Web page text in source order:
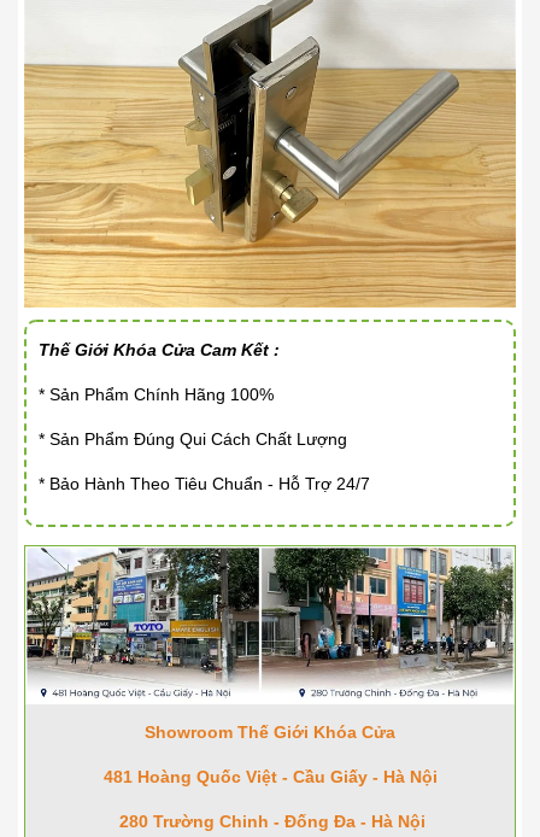
Thế Giới Khóa Cửa Cam Kết :
* Sản Phẩm Chính Hãng 100%
* Sản Phẩm Đúng Qui Cách Chất Lượng
* Bảo Hành Theo Tiêu Chuẩn - Hỗ Trợ 24/7
Showroom Thế Giới Khóa Cửa
481 Hoàng Quốc Việt - Cầu Giấy - Hà Nội
280 Trường Chinh - Đống Đa - Hà Nội